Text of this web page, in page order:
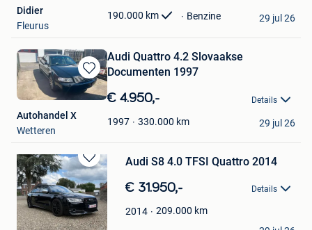
Favorieten190.000 km Benzine
Didier
Fleurus
29 jul 26
Bewaren
in
Favorieten
Audi Quattro 4.2 Slovaakse
Documenten 1997
€ 4.950,- Details
1997 330.000 km
Autohandel X
Wetteren
29 jul 26
Bewaren
in
Mijn
Favorieten
Audi S8 4.0 TFSI Quattro 2014
€ 31.950,- Details
2014 209.000 km
MY